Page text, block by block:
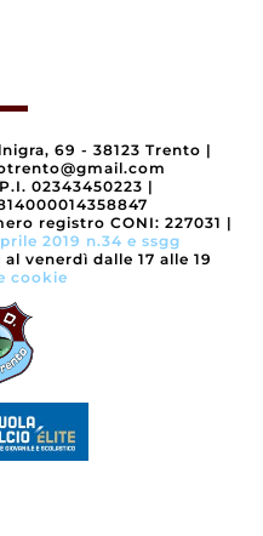
69 - 38123 Trento |
02343450223 |
registro CONI: 227031 |
2019 n.34 e ssgg
venerdì dalle 17 alle 19
cookie